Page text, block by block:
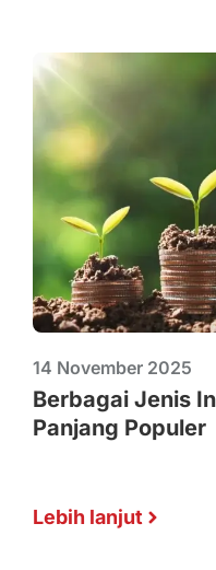
14 November 2025
Berbagai Jenis
Panjang Populer
Lebih lanjut